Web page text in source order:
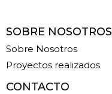
SOBRE NOSOTROS
Sobre Nosotros
Proyectos realizados
CONTACTO